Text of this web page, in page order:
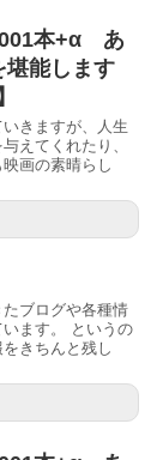
本+α あ
堪能します
きますが、人生
えてくれたり、
画の素晴らし
ブログや各種情
ます。 というの
きちんと残し